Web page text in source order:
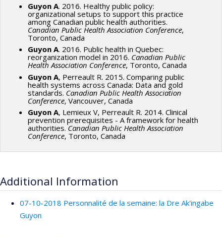
Guyon A. 2016. Healthy public policy:
organizational setups to support this practice
among Canadian public health authorities.
Canadian Public Health Association Conference,
Toronto, Canada
Guyon A. 2016. Public health in Quebec:
reorganization model in 2016. Canadian Public
Health Association Conference, Toronto, Canada
Guyon A, Perreault R. 2015. Comparing public
health systems across Canada: Data and gold
standards. Canadian Public Health Association
Conference, Vancouver, Canada
Guyon A, Lemieux V, Perreault R. 2014. Clinical
prevention prerequisites - A framework for health
authorities.Canadian Public Health Association
Conference, Toronto, Canada
Additional Information
07-10-2018 Personnalité de la semaine: la Dre Ak'ingabe
Guyon